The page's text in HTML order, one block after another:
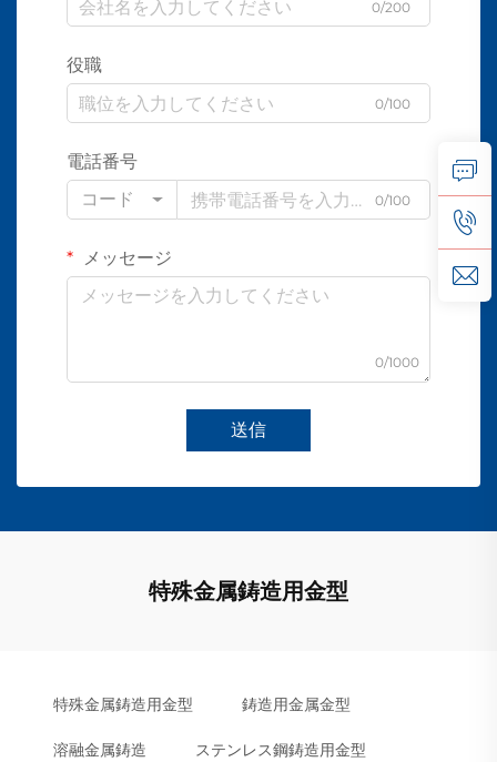
0/200
役職
0/100
電話番号
コード
0/100
メッセージ
0/1000
送信
特殊金属鋳造用金型
特殊金属鋳造用金型 鋳造用金属金型
溶融金属鋳造 ステンレス鋼鋳造用金型